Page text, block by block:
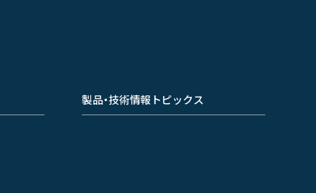
製品・技術情報トピックス